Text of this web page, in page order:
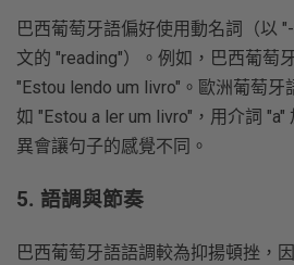
巴西葡萄牙語偏好使用動名詞（以
文的 "reading"）。例如，巴西葡萄
"Estou lendo um livro"。歐洲葡萄牙
如 "Estou a ler um livro"，用介詞
異會讓句子的感覺不同。
5. 語調與節奏
巴西葡萄牙語語調較為抑揚頓挫，